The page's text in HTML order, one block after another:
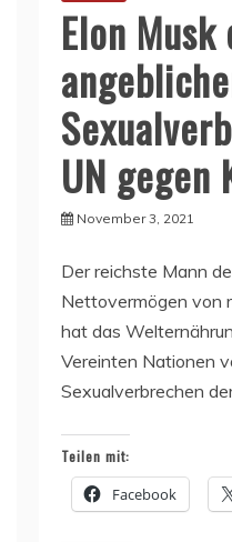
Elon
UN gegen
November 3, 2021
Der reichste Mann
Nettovermögen von
hat das
Vereinten Nationen
Sexualverbrechen
Teilen mit:
Facebook